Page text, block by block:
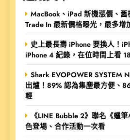
MacBook、iPad 新機漲價、
Trade In 最新價格曝光，最多增
史上最長壽 iPhone 要換人！
iPhone 4 紀錄，在位時間上看
Shark EVOPOWER SYSTEM
出爐！89% 認為集塵最方便、
輕
《LINE Bubble 2》聯名《蠟
色登場、合作活動一次看